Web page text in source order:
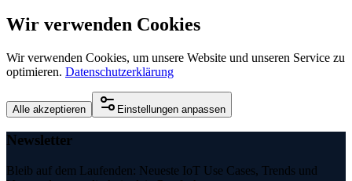
Wir verwenden Cookies
Wir verwenden Cookies, um unsere Website und unseren Service zu
optimieren. Datenschutzerklärung
Alle akzeptieren Einstellungen anpassen
Newsletter
Bleib auf dem Laufenden: Neueste IoT Use Cases, Trends und